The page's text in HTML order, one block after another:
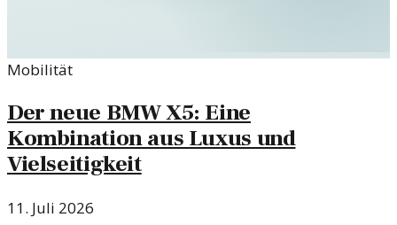
Mobilität
Der neue BMW X5: Eine
Kombination aus Luxus und
Vielseitigkeit
11. Juli 2026